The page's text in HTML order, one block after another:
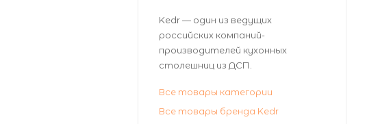
Kedr — один из ведущих
российских компаний-
производителей кухонных
столешниц из ДСП.
Все товары категории
Все товары бренда Kedr